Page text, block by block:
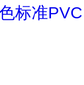
标准PVC